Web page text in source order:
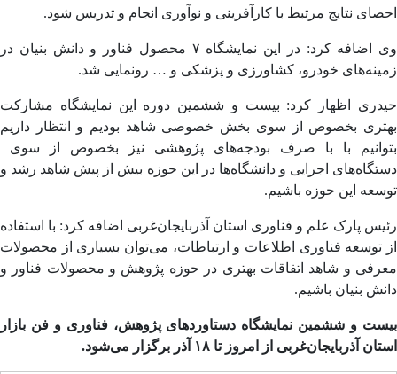
نتایج مرتبط با کارآفرینی و نوآوری انجام و تدریس شود.
وی اضافه کرد: در این نمایشگاه ۷ محصول فناور و دانش بنیان در
خودرو، کشاورزی و پزشکی و … رونمایی شد.
اظهار کرد: بیست و ششمین دوره این نمایشگاه مشارکت
بخصوص از سوی بخش خصوصی شاهد بودیم و انتظار داریم
با با صرف بودجه‌های پژوهشی نیز بخصوص از سوی
اجرایی و دانشگاه‌ها در این حوزه بیش از پیش شاهد رشد و
این حوزه باشیم.
پارک علم و فناوری استان آذربایجان‌غربی اضافه کرد: با استفاده
توسعه فناوری اطلاعات و ارتباطات، می‌توان بسیاری از محصولات
و شاهد اتفاقات بهتری در حوزه پژوهش و محصولات فناور و
بنیان باشیم.
و ششمین نمایشگاه دستاوردهای پژوهش، فناوری و فن بازار
آذربایجان‌غربی از امروز تا ۱۸ آذر برگزار می‌شود.